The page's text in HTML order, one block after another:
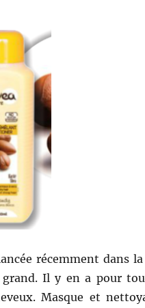
récemment dans
Il y en a pour
Masque et